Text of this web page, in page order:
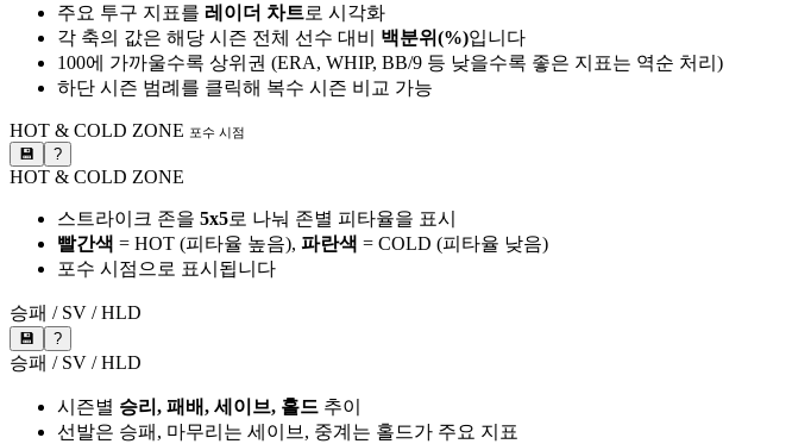
주요 투구 지표를 레이더 차트로 시각화
각 축의 값은 해당 시즌 전체 선수 대비 백분위(%)입니다
100에 가까울수록 상위권 (ERA, WHIP, BB/9 등 낮을수록 좋은 지표는 역순 처리)
하단 시즌 범례를 클릭해 복수 시즌 비교 가능
HOT & COLD ZONE 포수 시점
💾 ?
HOT & COLD ZONE
스트라이크 존을 5x5로 나눠 존별 피타율을 표시
빨간색 = HOT (피타율 높음), 파란색 = COLD (피타율 낮음)
포수 시점으로 표시됩니다
승패 / SV / HLD
💾 ?
승패 / SV / HLD
시즌별 승리, 패배, 세이브, 홀드 추이
선발은 승패, 마무리는 세이브, 중계는 홀드가 주요 지표